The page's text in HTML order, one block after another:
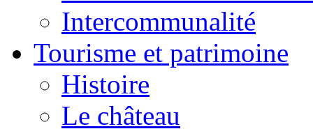
Intercommunalité
Tourisme et patrimoine
Histoire
Le château